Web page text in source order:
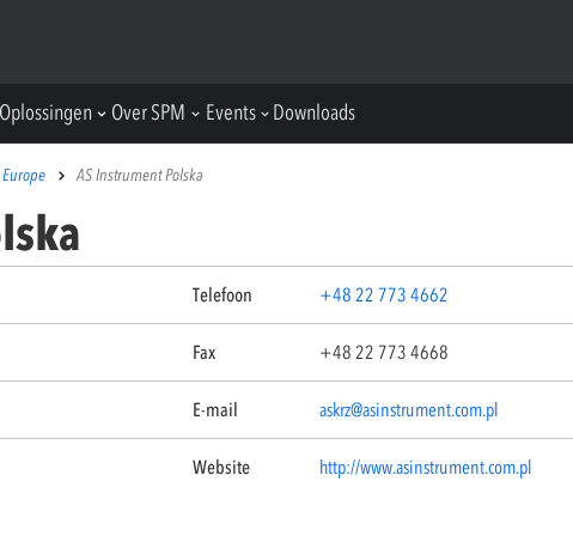
Oplossingen Over SPM Events Downloads
Europe AS Instrument Polska
Telefoon +48 22 773 4662
Fax +48 22 773 4668
E-mail askrz@asinstrument.com.pl
Website http://www.asinstrument.com.pl